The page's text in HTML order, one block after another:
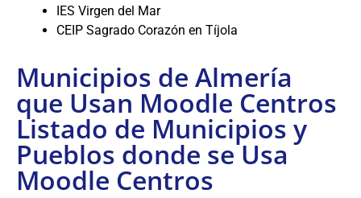
IES Virgen del Mar
CEIP Sagrado Corazón en Tíjola
Municipios de Almería
que Usan Moodle Centros
Listado de Municipios y
Pueblos donde se Usa
Moodle Centros